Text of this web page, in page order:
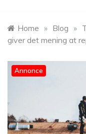
Home » Blog »
giver det mening at
Annonce